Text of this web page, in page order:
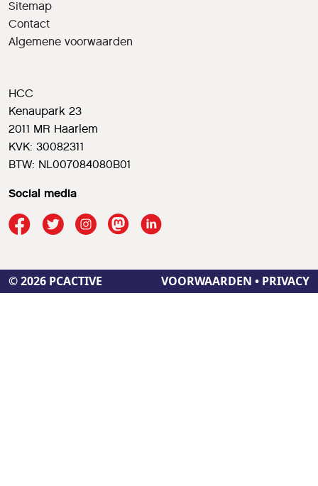
Sitemap
Contact
Algemene voorwaarden
HCC
Kenaupark 23
2011 MR Haarlem
KVK: 30082311
BTW: NL007084080B01
Social media
© 2026 PCACTIVE VOORWAARDEN • PRIVACY